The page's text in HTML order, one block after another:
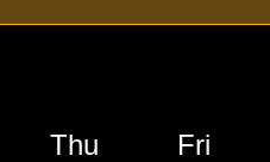
Thu Fri